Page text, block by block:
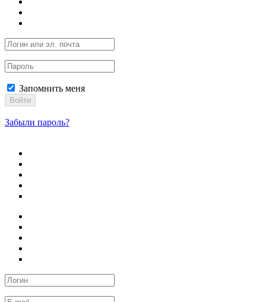
Запомнить меня
Войти
Забыли пароль?